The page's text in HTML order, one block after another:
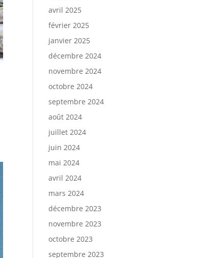
avril 2025
février 2025
janvier 2025
décembre 2024
novembre 2024
octobre 2024
septembre 2024
août 2024
juillet 2024
juin 2024
mai 2024
avril 2024
mars 2024
décembre 2023
novembre 2023
octobre 2023
septembre 2023